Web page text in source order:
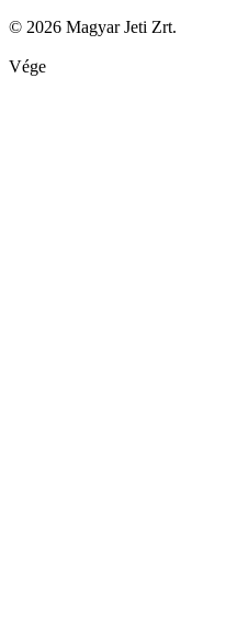
© 2026 Magyar Jeti Zrt.
Vége